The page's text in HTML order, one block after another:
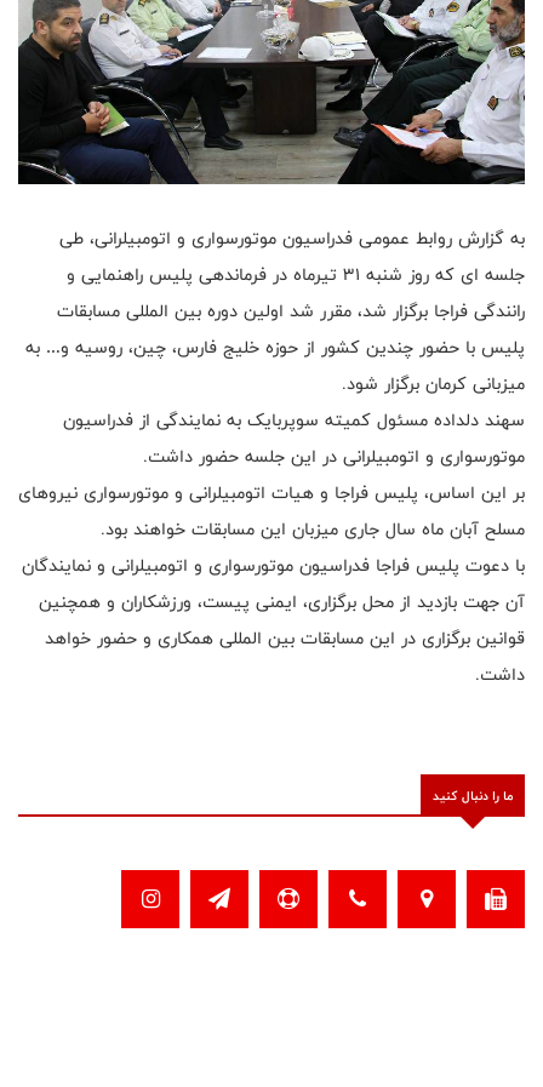
به گزارش روابط عمومی فدراسیون موتورسواری و اتومبیلرانی، طی
جلسه ای که روز شنبه ۳۱ تیرماه در فرماندهی پلیس راهنمایی و
رانندگی فراجا برگزار شد، مقرر شد اولین دوره بین المللی مسابقات
پلیس با حضور چندین کشور از حوزه خلیج فارس، چین، روسیه و… به
میزبانی کرمان برگزار شود.
سهند دلداده مسئول کمیته سوپربایک به نمایندگی از فدراسیون
موتورسواری و اتومبیلرانی در این جلسه حضور داشت.
بر این اساس، پلیس فراجا و هیات اتومبیلرانی و موتورسواری نیروهای
مسلح آبان ماه سال جاری میزبان این مسابقات خواهند بود.
با دعوت پلیس فراجا فدراسیون موتورسواری و اتومبیلرانی و نمایندگان
آن جهت بازدید از محل برگزاری، ایمنی پیست، ورزشکاران و همچنین
قوانین برگزاری در این مسابقات بین المللی همکاری و حضور خواهد
داشت.
ما را دنبال کنید